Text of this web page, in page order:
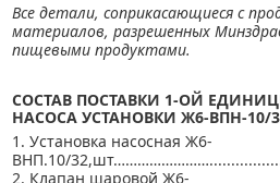
Все детали, соприкасающиеся с
материалов, разрешенных
пищевыми продуктами.
СОСТАВ ПОСТАВКИ 1-ОЙ
НАСОСА УСТАНОВКИ Ж6-ВПН-10/
1. Установка насосная Ж6-
ВНП.10/
2. Клапан шаровой Ж6-